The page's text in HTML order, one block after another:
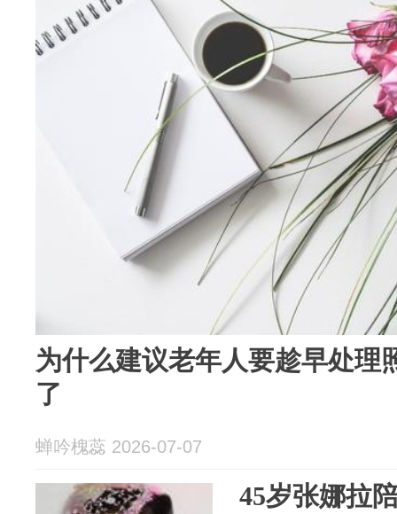
为什么建议老年人要趁早处理
了
蝉吟槐蕊 2026-07-07
45岁张娜拉